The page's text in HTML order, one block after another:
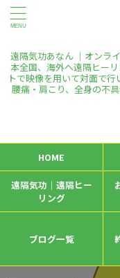
遠隔気功あなん ｜オンラ
本全国、海外へ遠隔ヒー
トで映像を用いて対面で行
腰痛・肩こり、全身の不
HOME
遠隔気功｜遠隔ヒー
リング
ブログ一覧